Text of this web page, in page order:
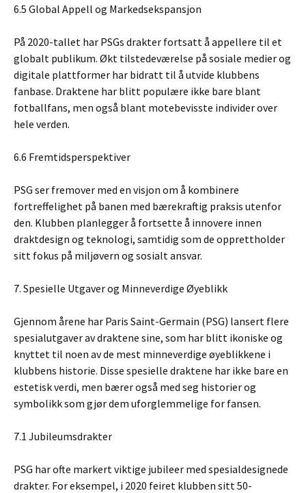
6.5 Global Appell og Markedsekspansjon
På 2020-tallet har PSGs drakter fortsatt å appellere til et
globalt publikum. Økt tilstedeværelse på sosiale medier og
digitale plattformer har bidratt til å utvide klubbens
fanbase. Draktene har blitt populære ikke bare blant
fotballfans, men også blant motebevisste individer over
hele verden.
6.6 Fremtidsperspektiver
PSG ser fremover med en visjon om å kombinere
fortreffelighet på banen med bærekraftig praksis utenfor
den. Klubben planlegger å fortsette å innovere innen
draktdesign og teknologi, samtidig som de opprettholder
sitt fokus på miljøvern og sosialt ansvar.
7. Spesielle Utgaver og Minneverdige Øyeblikk
Gjennom årene har Paris Saint-Germain (PSG) lansert flere
spesialutgaver av draktene sine, som har blitt ikoniske og
knyttet til noen av de mest minneverdige øyeblikkene i
klubbens historie. Disse spesielle draktene har ikke bare en
estetisk verdi, men bærer også med seg historier og
symbolikk som gjør dem uforglemmelige for fansen.
7.1 Jubileumsdrakter
PSG har ofte markert viktige jubileer med spesialdesignede
drakter. For eksempel, i 2020 feiret klubben sitt 50-